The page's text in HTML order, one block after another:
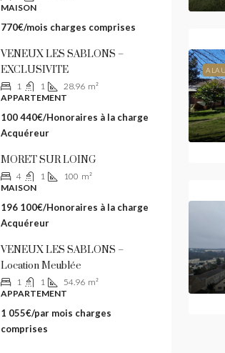
A LA
100
MAISON
770€/mois charges comprises
VENEUX LES SABLONS –
EXCLUSIVITE
1 1 28.96 m²
APPARTEMENT
100 440€/Honoraires à la charge
Acquéreur
MORET SUR LOING
4 1 100 m²
MAISON
196 100€/Honoraires à la charge
Acquéreur
VENEUX LES SABLONS –
Location Meublée
1 1 54.96 m²
APPARTEMENT
1 055€/par mois charges
comprises